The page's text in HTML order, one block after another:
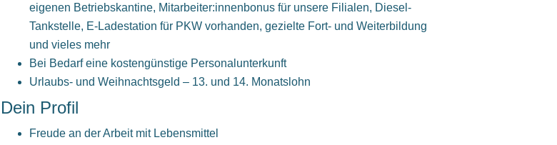
eigenen Betriebskantine, Mitarbeiter:innenbonus für unsere Filialen, Diesel-
Tankstelle, E-Ladestation für PKW vorhanden, gezielte Fort- und Weiterbildung
und vieles mehr
Bei Bedarf eine kostengünstige Personalunterkunft
Urlaubs- und Weihnachtsgeld – 13. und 14. Monatslohn
Dein Profil
Freude an der Arbeit mit Lebensmittel